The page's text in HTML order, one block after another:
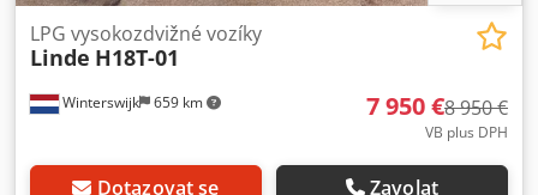
Winterswijk 659 km
LPG vysokozdvižné vozíky
Linde H18T-01
7 950 €8 950 €
VB plus DPH
Dotazovat se Zavolat